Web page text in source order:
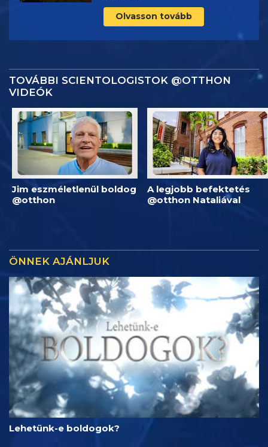
Olvasson tovább
TOVÁBBI SCIENTOLOGISTOK @OTTHON
VIDEÓK
Jim eszméletlenül boldog
@otthon
A legjobb befektetés
@otthon Nataliával
ÖNNEK AJÁNLJUK
Lehetünk-e boldogok?